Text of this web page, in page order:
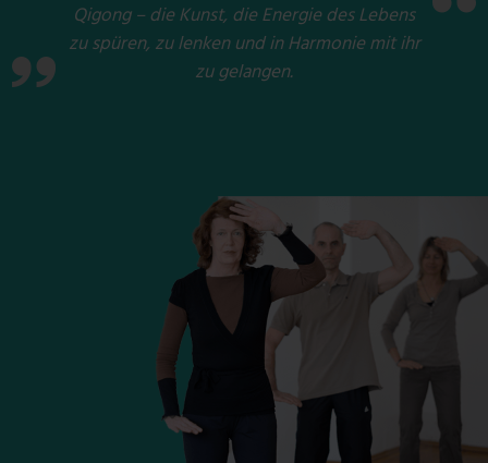
Qigong – die Kunst, die Energie des Lebens
zu spüren, zu lenken und in Harmonie mit ihr
zu gelangen.